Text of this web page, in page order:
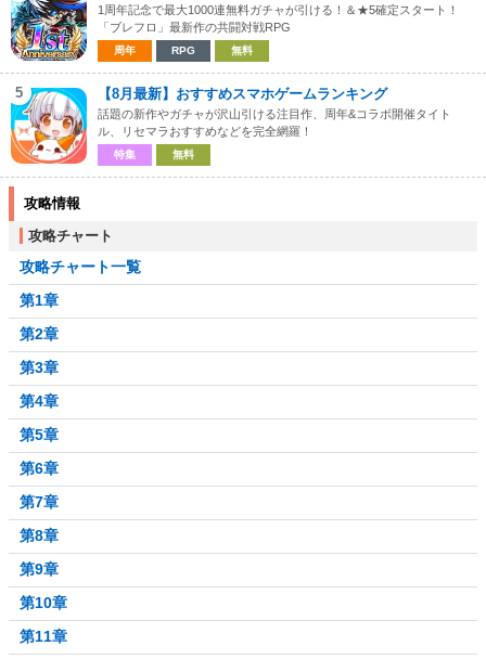
1周年記念で最大1000連無料ガチャが引ける！＆★5確定スタート！
「ブレフロ」最新作の共闘対戦RPG
周年 RPG 無料
5 【8月最新】おすすめスマホゲームランキング
話題の新作やガチャが沢山引ける注目作、周年&コラボ開催タイト
ル、リセマラおすすめなどを完全網羅！
特集 無料
攻略情報
攻略チャート
攻略チャート一覧
第1章
第2章
第3章
第4章
第5章
第6章
第7章
第8章
第9章
第10章
第11章